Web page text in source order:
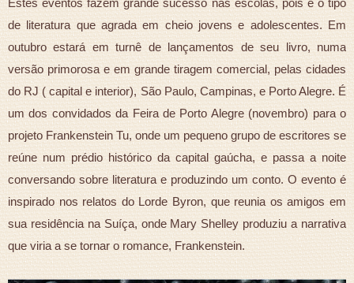
Estes eventos fazem grande sucesso nas escolas, pois é o tipo
de literatura que agrada em cheio jovens e adolescentes. Em
outubro estará em turnê de lançamentos de seu livro, numa
versão primorosa e em grande tiragem comercial, pelas cidades
do RJ ( capital e interior), São Paulo, Campinas, e Porto Alegre. É
um dos convidados da Feira de Porto Alegre (novembro) para o
projeto Frankenstein Tu, onde um pequeno grupo de escritores se
reúne num prédio histórico da capital gaúcha, e passa a noite
conversando sobre literatura e produzindo um conto. O evento é
inspirado nos relatos do Lorde Byron, que reunia os amigos em
sua residência na Suíça, onde Mary Shelley produziu a narrativa
que viria a se tornar o romance, Frankenstein.